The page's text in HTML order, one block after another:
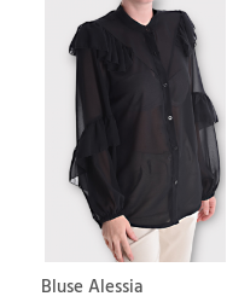
Bluse Alessia